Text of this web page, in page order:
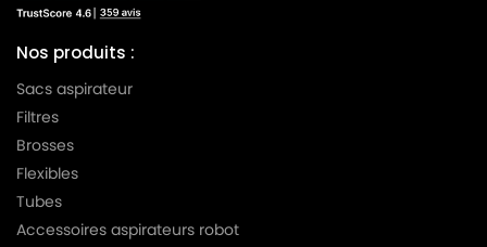
MIELE
MIELE
MIELE
MIELE
MIELE
MIELE AMBIANTE
Nos produits :
Sacs aspirateur
Filtres
Brosses
Flexibles
Tubes
Accessoires aspirateurs robot